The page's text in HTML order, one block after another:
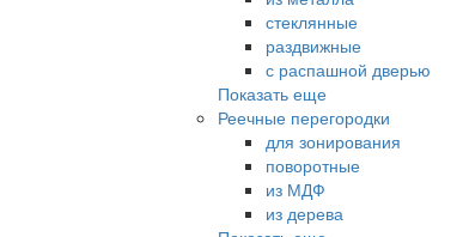
стеклянные
раздвижные
с распашной дверью
Показать еще
Реечные перегородки
для зонирования
поворотные
из МДФ
из дерева